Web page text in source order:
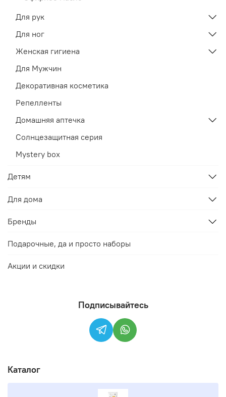
Для рук
Для ног
Женская гигиена
Для Мужчин
Декоративная косметика
Репелленты
Домашняя аптечка
Солнцезащитная серия
Mystery box
Детям
Для дома
Бренды
Подарочные, да и просто наборы
Акции и скидки
Подписывайтесь
Каталог